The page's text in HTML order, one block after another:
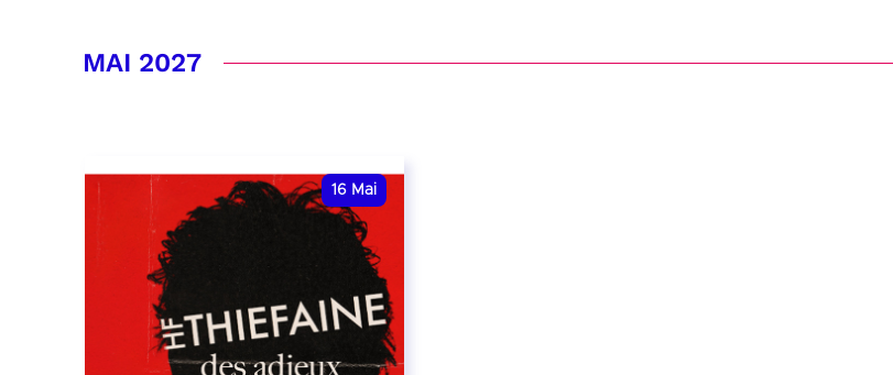
MAI 2027
16 Mai